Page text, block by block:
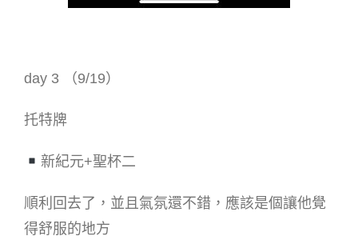
day 3 （9/19）
托特牌
新紀元+聖杯二
順利回去了，並且氣氛還不錯，應該是個讓他覺
得舒服的地方